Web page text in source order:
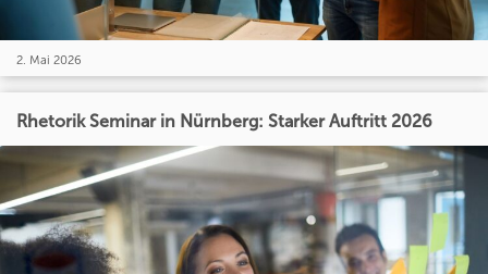
2. Mai 2026
Rhetorik Seminar in Nürnberg: Starker Auftritt 2026